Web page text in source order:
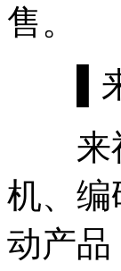
售。
▌
来福
机、编
动产品